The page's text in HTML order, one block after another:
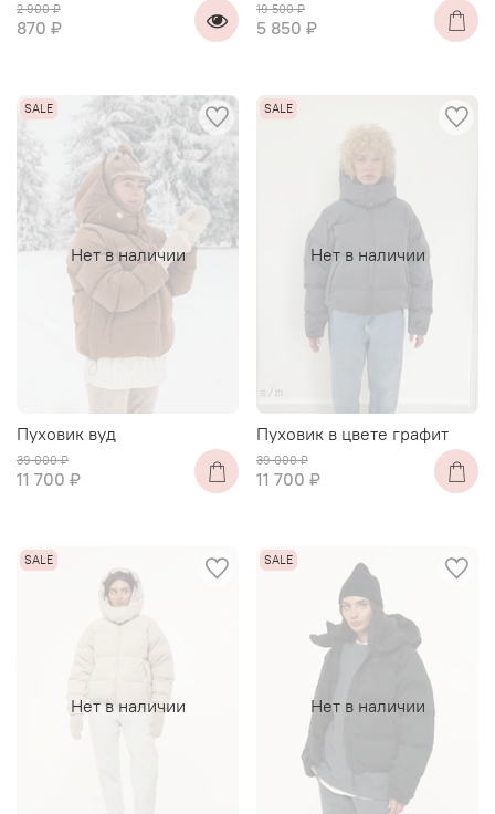
2 900 ₽
870 ₽
19 500 ₽
5 850 ₽
Нет в наличии
Пуховик вуд
39 000 ₽
11 700 ₽
Нет в наличии
Пуховик в цвете графит
39 000 ₽
11 700 ₽
Нет в наличии Нет в наличии